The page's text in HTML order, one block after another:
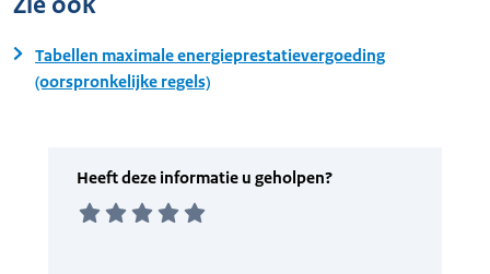
Tabellen maximale energieprestatievergoeding
(oorspronkelijke regels)